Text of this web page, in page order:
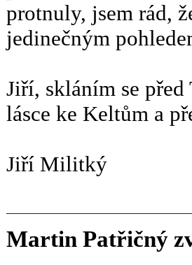
protnuly, jsem rád,
jedinečným
Jiří, skláním se
lásce ke Keltům a
Jiří Militký
Martin Patřičný